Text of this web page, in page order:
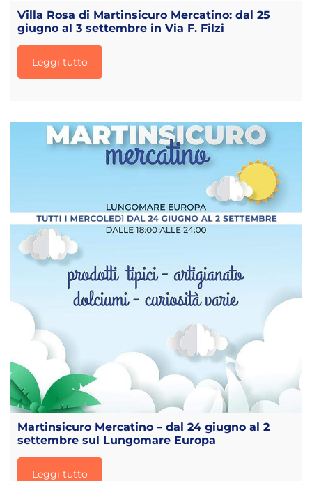
Villa Rosa di Martinsicuro Mercatino: dal 25
giugno al 3 settembre in Via F. Filzi
Leggi tutto
Martinsicuro Mercatino – dal 24 giugno al 2
settembre sul Lungomare Europa
Leggi tutto